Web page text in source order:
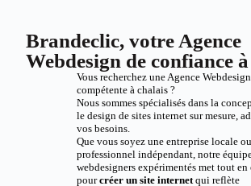
Brandeclic, votre Agence
Webdesign de confiance
Vous recherchez une Agence Webdesign
compétente à chalais ?
Nous sommes spécialisés dans la
le design de sites internet sur mesure,
vos besoins.
Que vous soyez une entreprise locale
professionnel indépendant, notre
webdesigners expérimentés met tout
pourcréer un site internetqui reflète